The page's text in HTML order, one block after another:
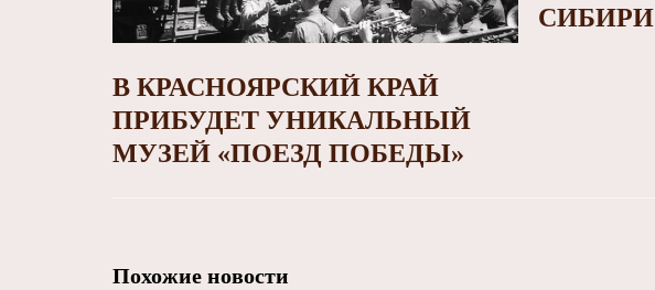
В КРАСНОЯРСКИЙ КРАЙ
ПРИБУДЕТ УНИКАЛЬНЫЙ
МУЗЕЙ «ПОЕЗД ПОБЕДЫ»
СИБИРИ
Похожие новости